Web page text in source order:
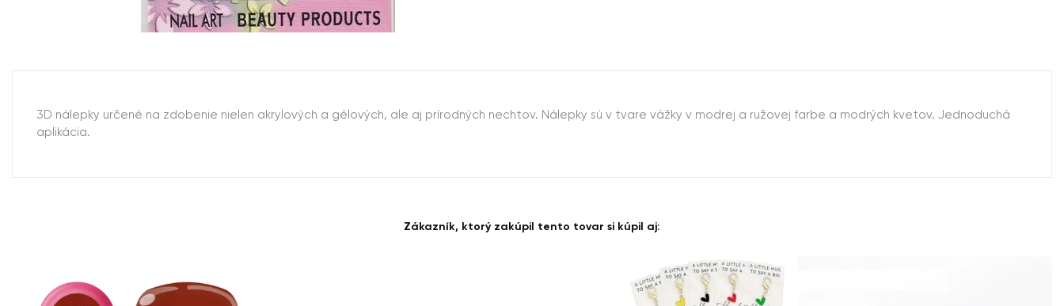
3D nálepky určené na zdobenie nielen akrylových a gélových, ale aj prírodných nechtov. Nálepky sú v tvare vážky v modrej a ružovej farbe a modrých kvetov. Jednoduchá
aplikácia.
Zákazník, ktorý zakúpil tento tovar si kúpil aj: